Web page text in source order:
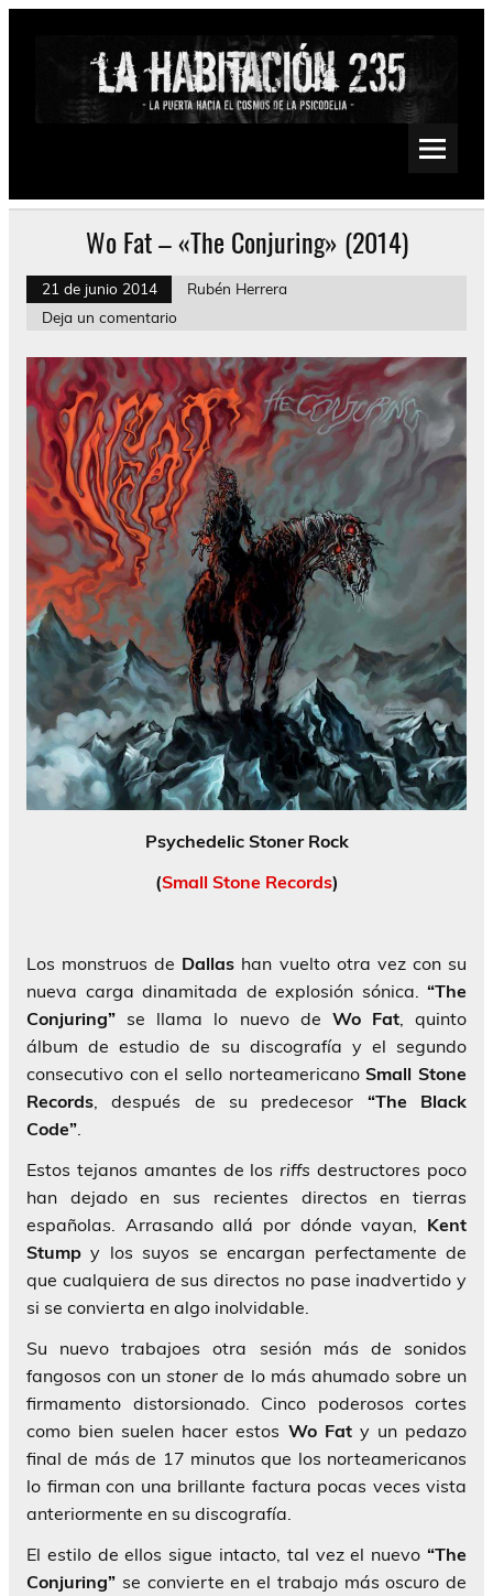
Saltar
Psychedelic, Stoner, Doom, Sludge, Fuzz, Space, Drone
Wo Fat – «The Conjuring» (2014)
21 de junio 2014
Rubén Herrera
Deja un comentario
Psychedelic Stoner Rock
(Small Stone Records)
Los monstruos de Dallas han vuelto otra vez con su
nueva carga dinamitada de explosión sónica. “The
Conjuring” se llama lo nuevo de Wo Fat, quinto
álbum de estudio de su discografía y el segundo
consecutivo con el sello norteamericanoSmall Stone
Records , después de su predecesor “The Black
Code”
Estos tejanos amantes de los riffs destructores poco
han dejado en sus recientes directos en tierras
españolas. Arrasando allá por dónde vayan, Kent
Stump y los suyos se encargan perfectamente de
que cualquiera de sus directos no pase inadvertido y
si se convierta en algo inolvidable.
Su nuevo trabajoes otra sesión más de sonidos
fangosos con unstoner de lo más ahumado sobre un
firmamento distorsionado. Cinco poderosos cortes
como bien suelen hacer estos Wo Faty un pedazo
final de más de 17 minutos que los norteamericanos
lo firman con una brillante factura pocas veces vista
anteriormente en su discografía.
El estilo de ellos sigue intacto, tal vez el nuevo “The
Conjuring” se convierte en el trabajo más oscuro de